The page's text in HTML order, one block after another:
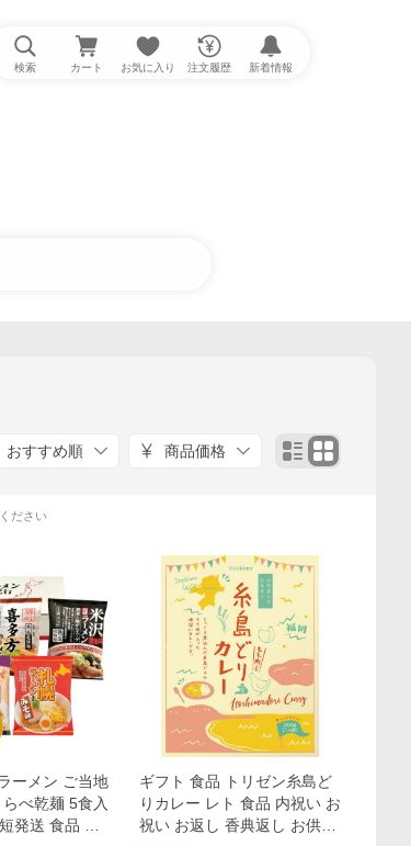
検索 カート お気に入り 注文履歴 新着情報
おすすめ順 商品価格
ださい
ーメン ご当地
べ乾麺 5食入
発送 食品 内
ギフト 食品 トリゼン糸島ど
りカレー レト 食品 内祝い お
祝い お返し 香典返し お供え